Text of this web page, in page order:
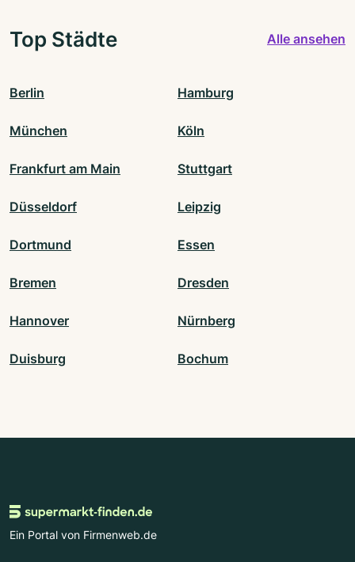
Top Städte Alle ansehen
Berlin Hamburg
München Köln
Frankfurt am Main Stuttgart
Düsseldorf Leipzig
Dortmund Essen
Bremen Dresden
Hannover Nürnberg
Duisburg Bochum
Ein Portal von Firmenweb.de